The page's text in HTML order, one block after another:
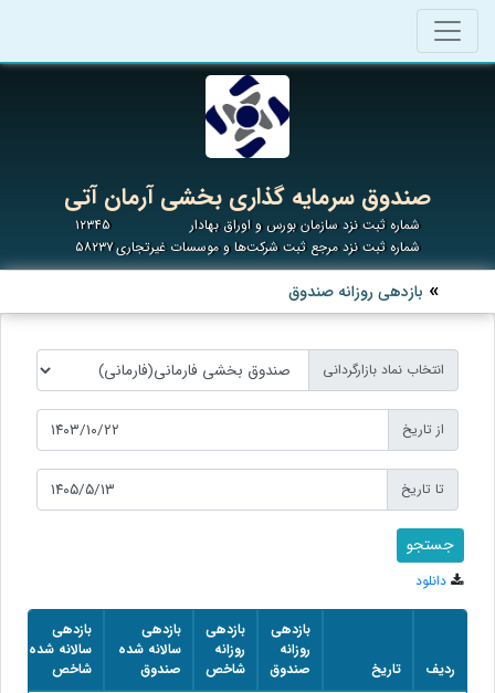
صندوق سرمایه گذاری بخشی آرمان آتی
شماره ثبت نزد سازمان بورس و اوراق بهادار
۱۲۳۴۵
شماره ثبت نزد مرجع ثبت شرکت‌ها و موسسات غیرتجاری۵۸۲۳۷
بازدهی روزانه صندوق
انتخاب نماد بازارگردانی
از تاریخ
تا تاریخ
دانلود
ردیف تاریخ
بازدهی
روزانه
صندوق
بازدهی
روزانه
شاخص
بازدهی
سالانه شده
صندوق
بازدهی
سالانه شده
شاخص